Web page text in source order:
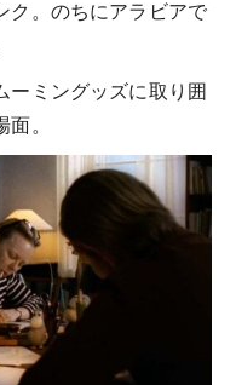
ク。のちにアラビアで
ーミングッズに取り囲
。